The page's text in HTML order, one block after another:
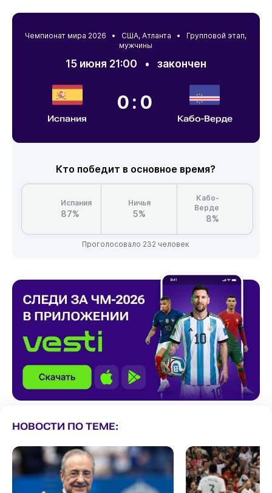
Чемпионат мира 2026 • США,Атланта • Групповой этап,
мужчины
15 июня 21:00 • закончен
Испания
0:0
Кабо-Верде
Кто победит в основное время?
Испания
87%
Ничья
5%
Кабо-
Верде
8%
Проголосовало 232 человек
НОВОСТИ ПО ТЕМЕ: